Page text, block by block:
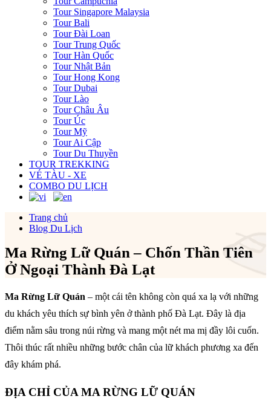
Tour Singapore Malaysia
Tour Bali
Tour Đài Loan
Tour Trung Quốc
Tour Hàn Quốc
Tour Nhật Bản
Tour Hong Kong
Tour Dubai
Tour Lào
Tour Châu Âu
Tour Úc
Tour Mỹ
Tour Ai Cập
Tour Du Thuyền
TOUR TREKKING
VÉ TÀU - XE
COMBO DU LỊCH
Trang chủ
Blog Du Lịch
Ma Rừng Lữ Quán – Chốn Thần Tiên
Ở Ngoại Thành Đà Lạt
Ma Rừng Lữ Quán – một cái tên không còn quá xa lạ với những
du khách yêu thích sự bình yên ở thành phố Đà Lạt. Đây là địa
điểm nằm sâu trong núi rừng và mang một nét ma mị đầy lôi cuốn.
Thôi thúc rất nhiều những bước chân của lữ khách phương xa đến
đây khám phá.
ĐỊA CHỈ CỦA MA RỪNG LỮ QUÁN